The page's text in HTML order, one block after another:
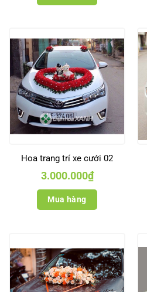
Hoa trang trí xe cưới 02
3.000.000₫
Mua hàng